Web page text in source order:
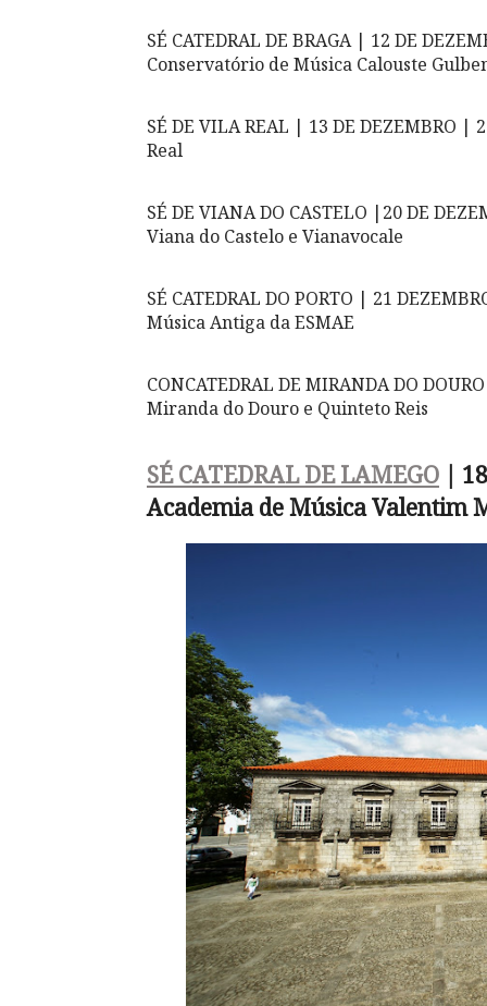
SÉ CATEDRAL DE BRAGA | 12 DE
Conservatório de Música Calouste
SÉ DE VILA REAL | 13 DE DEZEMBRO
Real
SÉ DE VIANA DO CASTELO |20 DE
Viana do Castelo e Vianavocale
SÉ CATEDRAL DO PORTO | 21
Música Antiga da ESMAE
CONCATEDRAL DE MIRANDA DO
Miranda do Douro e Quinteto Reis
SÉ CATEDRAL DE LAMEGO |
Academia de Música Valentim